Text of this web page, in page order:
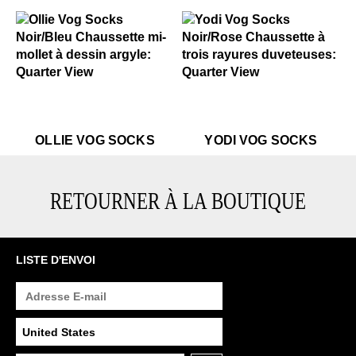
Ollie Vog Socks
OLLIE VOG SOCKS YODI VOG SOCKS
RETOURNER À LA BOUTIQUE
LISTE D'ENVOI